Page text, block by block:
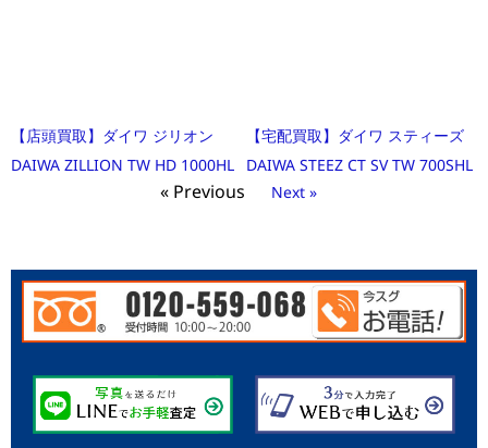
【店頭買取】ダイワ ジリオン
DAIWA ZILLION TW HD 1000HL
【宅配買取】ダイワ スティーズ
DAIWA STEEZ CT SV TW 700SHL
« Previous Next »